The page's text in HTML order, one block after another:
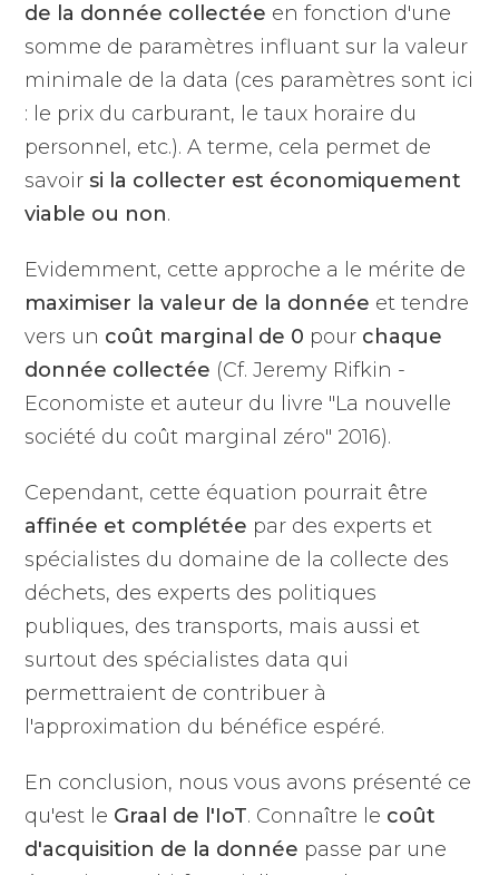
de la donnée collectée en fonction d'une
somme de paramètres influant sur la valeur
minimale de la data (ces paramètres sont ici
: le prix du carburant, le taux horaire du
personnel, etc.). A terme, cela permet de
savoir si la collecter est économiquement
viable ou non.
Evidemment, cette approche a le mérite de
maximiser la valeur de la donnée et tendre
vers un coût marginal de 0 pour chaque
donnée collectée (Cf. Jeremy Rifkin -
Economiste et auteur du livre "La nouvelle
société du coût marginal zéro" 2016).
Cependant, cette équation pourrait être
affinée et complétée par des experts et
spécialistes du domaine de la collecte des
déchets, des experts des politiques
publiques, des transports, mais aussi et
surtout des spécialistes data qui
permettraient de contribuer à
l'approximation du bénéfice espéré.
En conclusion, nous vous avons présenté ce
qu'est le Graal de l'IoT. Connaître le coût
d'acquisition de la donnée passe par une